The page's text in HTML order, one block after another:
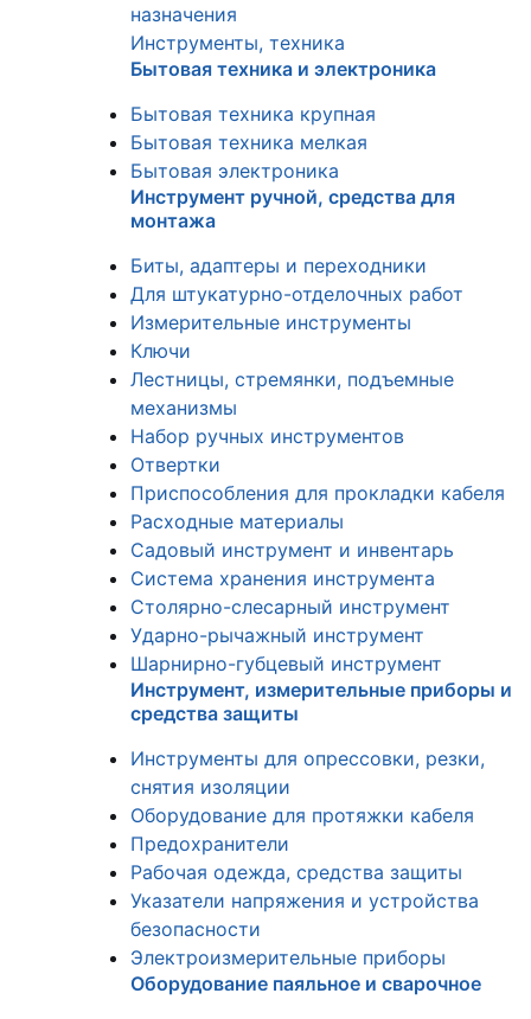
назначения
Инструменты, техника
Бытовая техника и электроника
Бытовая техника крупная
Бытовая техника мелкая
Бытовая электроника
Инструмент ручной, средства для
монтажа
Биты, адаптеры и переходники
Для штукатурно-отделочных работ
Измерительные инструменты
Ключи
Лестницы, стремянки, подъемные
механизмы
Набор ручных инструментов
Отвертки
Приспособления для прокладки кабеля
Расходные материалы
Садовый инструмент и инвентарь
Система хранения инструмента
Столярно-слесарный инструмент
Ударно-рычажный инструмент
Шарнирно-губцевый инструмент
Инструмент, измерительные приборы и
средства защиты
Инструменты для опрессовки, резки,
снятия изоляции
Оборудование для протяжки кабеля
Предохранители
Рабочая одежда, средства защиты
Указатели напряжения и устройства
безопасности
Электроизмерительные приборы
Оборудование паяльное и сварочное